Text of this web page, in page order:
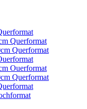
Querformat
Querformat
Ouerformat
Querformat